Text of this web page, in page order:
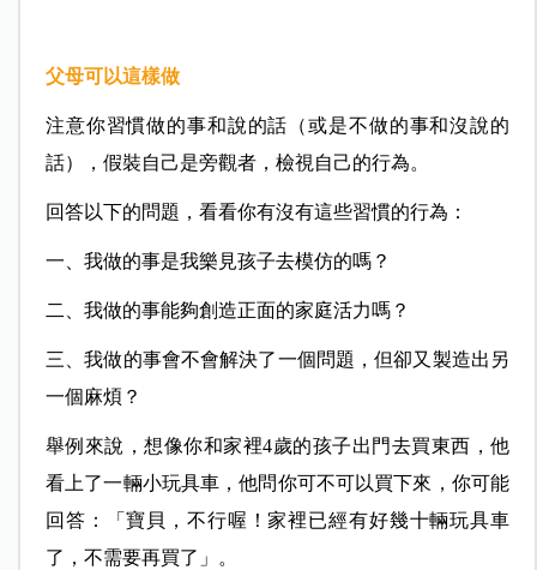
父母可以這樣做
注意你習慣做的事和說的話（或是不做的事和沒說的
話），假裝自己是旁觀者，檢視自己的行為。
回答以下的問題，看看你有沒有這些習慣的行為：
一、我做的事是我樂見孩子去模仿的嗎？
二、我做的事能夠創造正面的家庭活力嗎？
三、我做的事會不會解決了一個問題，但卻又製造出另
一個麻煩？
舉例來說，想像你和家裡4歲的孩子出門去買東西，他
看上了一輛小玩具車，他問你可不可以買下來，你可能
回答：「寶貝，不行喔！家裡已經有好幾十輛玩具車
了，不需要再買了」。